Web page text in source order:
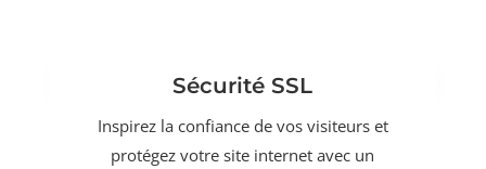
Sécurité SSL
Inspirez la confiance de vos visiteurs et
protégez votre site internet avec un